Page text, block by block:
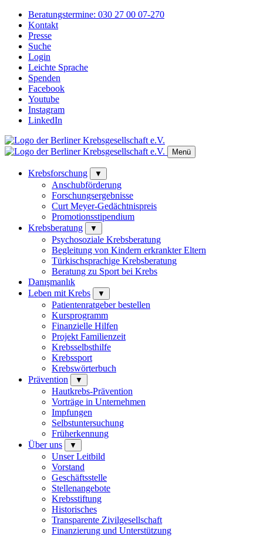
Beratungstermine: 030 27 00 07-270
Kontakt
Presse
Suche
Login
Leichte Sprache
Spenden
Facebook
Youtube
Instagram
LinkedIn
Menü
Krebsforschung ▼
Anschubförderung
Forschungsergebnisse
Curt Meyer-Gedächtnispreis
Promotionsstipendium
Krebsberatung
▼
Psychosoziale Krebsberatung
Begleitung von Kindern erkrankter Eltern
Türkischsprachige Krebsberatung
Beratung zu Sport bei Krebs
Danışmanlık
Leben mit Krebs
▼
Patientenratgeber bestellen
Kursprogramm
Finanzielle Hilfen
Projekt Familienzeit
Krebsselbsthilfe
Krebssport
Krebswörterbuch
Prävention
▼
Hautkrebs-Prävention
Vorträge in Unternehmen
Impfungen
Selbstuntersuchung
Früherkennung
Über uns
▼
Unser Leitbild
Vorstand
Geschäftsstelle
Stellenangebote
Krebsstiftung
Historisches
Transparente Zivilgesellschaft
Finanzierung und Unterstützung